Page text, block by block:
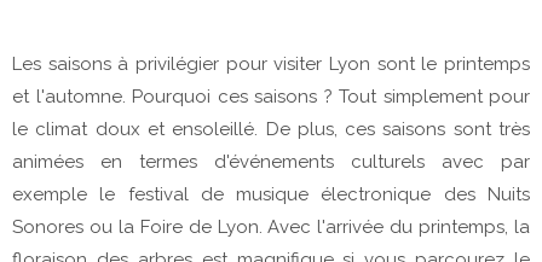
Les saisons à privilégier pour visiter Lyon sont le printemps
et l'automne. Pourquoi ces saisons ? Tout simplement pour
le climat doux et ensoleillé. De plus, ces saisons sont très
animées en termes d'événements culturels avec par
exemple le festival de musique électronique des Nuits
Sonores ou la Foire de Lyon. Avec l'arrivée du printemps, la